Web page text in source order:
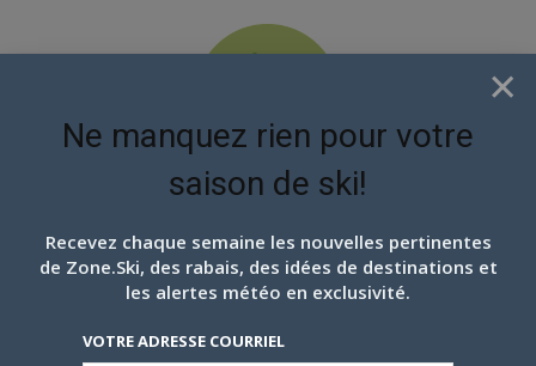
EN ATTENDANT LES
×
Ne manquez rien pour votre
saison de ski!
Recevez chaque semaine les nouvelles pertinentes
de Zone.Ski, des rabais, des idées de destinations et
les alertes météo en exclusivité.
VOTRE ADRESSE COURRIEL